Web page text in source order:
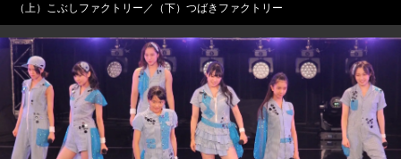
（上）こぶしファクトリー／（下）つばきファクトリー